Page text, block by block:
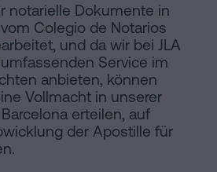
notarielle Dokumente in
Colegio de Notarios
und da wir bei JLA
Service im
anbieten, können
Vollmacht in unserer
erteilen, auf
der Apostille für